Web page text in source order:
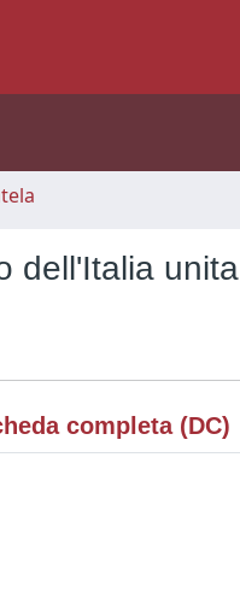
dell'Italia unita
completa (DC)